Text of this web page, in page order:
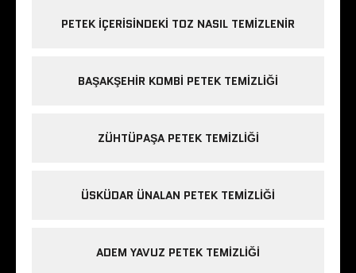
PETEK IÇERISINDEKI TOZ NASIL TEMIZLENIR
BAŞAKŞEHIR KOMBI PETEK TEMIZLIĞI
ZÜHTÜPAŞA PETEK TEMIZLIĞI
ÜSKÜDAR ÜNALAN PETEK TEMIZLIĞI
ADEM YAVUZ PETEK TEMIZLIĞI